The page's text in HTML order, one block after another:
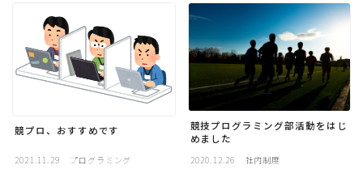
採用
公式ページ
競プロ、おすすめです
2021.11.29 プログラミング
競技プログラミング部活動をはじ
めました
2020.12.26 社内制度